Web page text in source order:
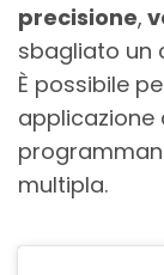
precisione,
sbagliato un
È possibile
applicazione
multipla.